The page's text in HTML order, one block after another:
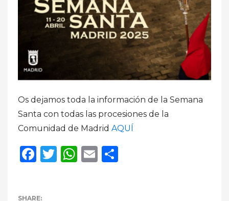
Os dejamos toda la información de la Semana
Santa con todas las procesiones de la
Comunidad de Madrid AQUÍ
Facebook
Twitter
WhatsApp
Email